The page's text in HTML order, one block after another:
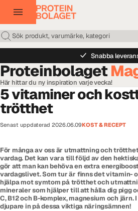
Snabba
Proteinbolaget
Här hittar du ny inspiration varje vecka!
5 vitaminer och
trötthet
Senast uppdaterad 2026.06.09KOST & RECEPT
För många av oss är utmattning och
vardag. Det kan vara till följd av den
gör att man kan behöva en extra
vardagslivet. Som tur är finns det vitamin-
hjälpa mot symtom på trötthet och
mineraler som hjälper till att hålla dig pigg
C, B12 och B-komplex, magnesium och
djupare in på dessa viktiga näringsämnen!